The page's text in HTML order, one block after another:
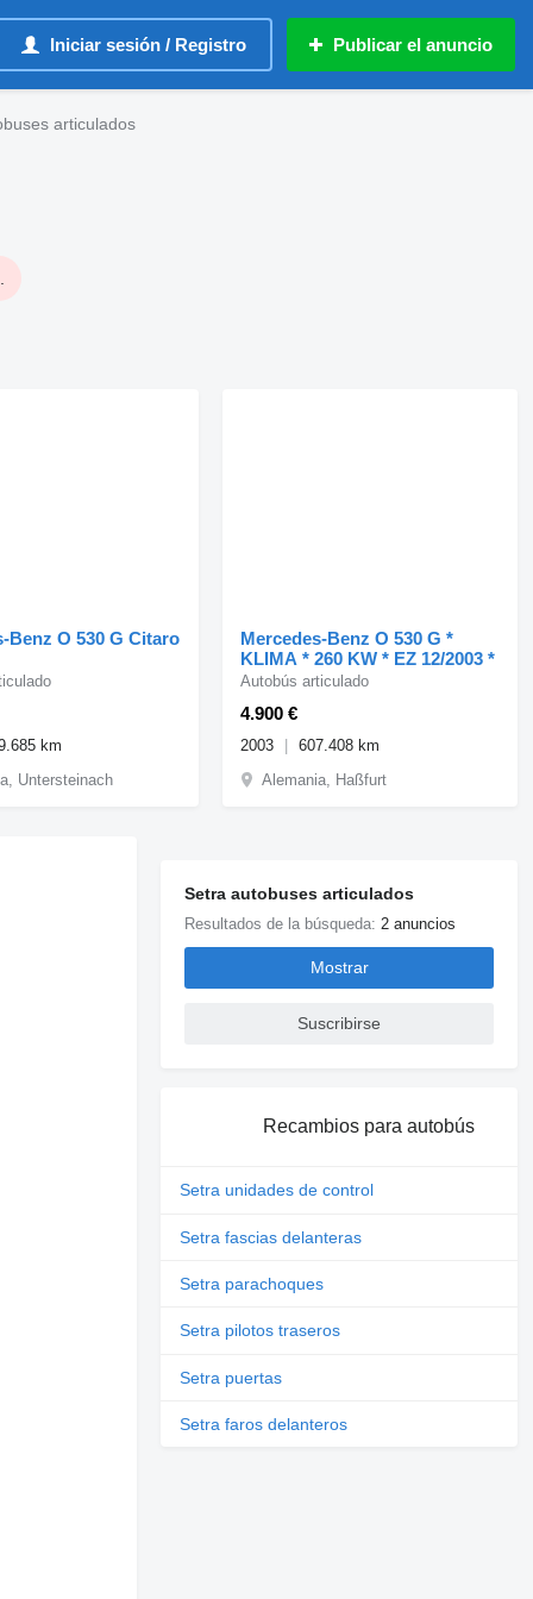
Iniciar sesión / Registro Publicar el anuncio
articulados
Benz O 530 G Citaro
km
Untersteinach
Mercedes-Benz O 530 G *
KLIMA * 260 KW * EZ 12/2003 *
4.900 €
Autobús articulado
2003
607.408 km
Alemania, Haßfurt
Setra autobuses articulados
Resultados de la búsqueda: 2 anuncios
Mostrar
Suscribirse
Recambios para autobús
Setra unidades de control
Setra fascias delanteras
Setra parachoques
Setra pilotos traseros
Setra puertas
Setra faros delanteros